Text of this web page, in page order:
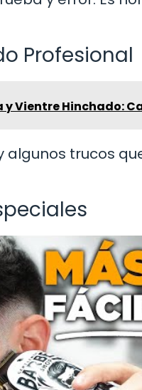
Profesional
y Vientre Hinchado:
algunos trucos